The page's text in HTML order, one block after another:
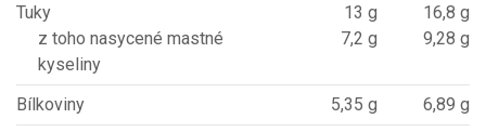
Tuky
z toho nasycené mastné
kyseliny
13 g
7,2 g
16,8 g
9,28 g
Bílkoviny 5,35 g
6,89 g